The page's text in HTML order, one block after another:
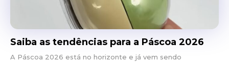
Saiba as tendências para a Páscoa 2026
A Páscoa 2026 está no horizonte e já vem sendo